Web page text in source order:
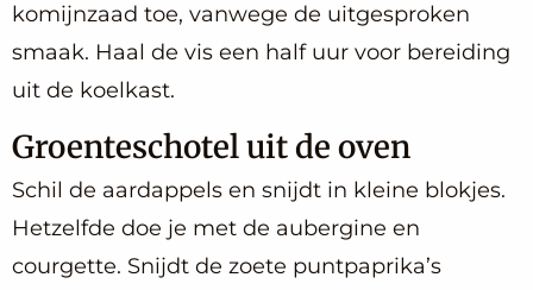
komijnzaad toe, vanwege de uitgesproken
smaak. Haal de vis een half uur voor bereiding
uit de koelkast.
Groenteschotel uit de oven
Schil de aardappels en snijdt in kleine blokjes.
Hetzelfde doe je met de aubergine en
courgette. Snijdt de zoete puntpaprika’s